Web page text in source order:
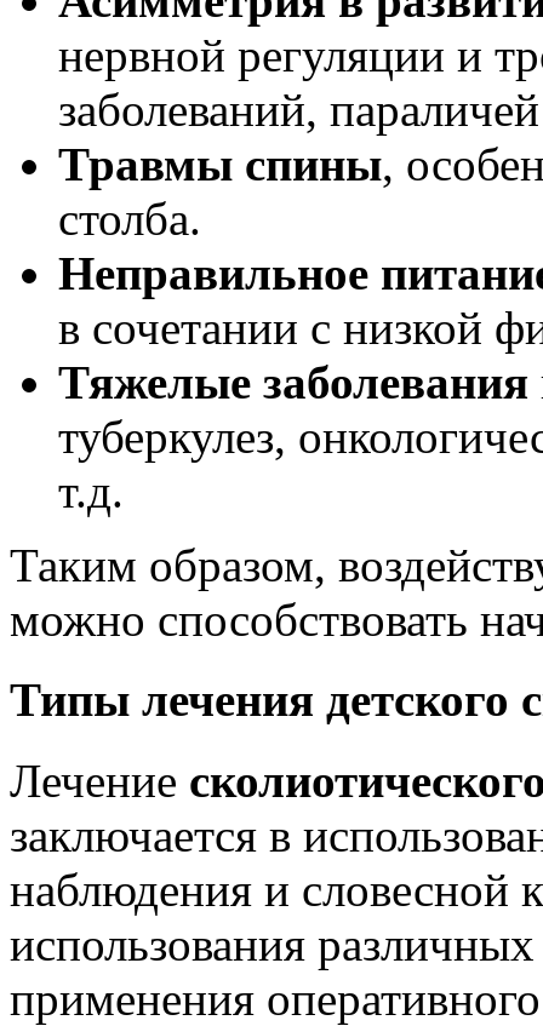
нервной регуляции и
заболеваний,
Травмы спины,
столба.
Неправильное
в сочетании с низкой
Тяжелые заболевания
туберкулез,
т.д.
Таким образом,
можно способствовать
Типы лечения детского
Лечение
заключается в
наблюдения и словесной
использования
применения